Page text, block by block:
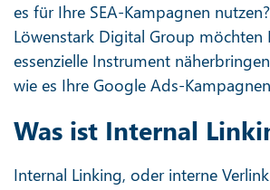
es für Ihre SEA-Kampagnen
Löwenstark Digital Group möchten
essenzielle Instrument
wie es Ihre Google Ads-
Was ist Internal
Internal Linking, oder interne